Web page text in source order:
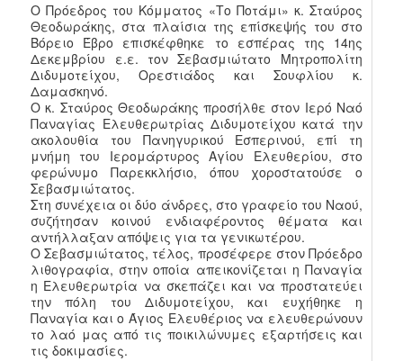
Ο Πρόεδρος του Κόμματος «Το Ποτάμι» κ. Σταύρος
Θεοδωράκης, στα πλαίσια της επίσκεψής του στο
Βόρειο Έβρο επισκέφθηκε το εσπέρας της 14ης
Δεκεμβρίου ε.ε. τον Σεβασμιώτατο Μητροπολίτη
Διδυμοτείχου, Ορεστιάδος και Σουφλίου κ.
Δαμασκηνό.
Ο κ. Σταύρος Θεοδωράκης προσήλθε στον Ιερό Ναό
Παναγίας Ελευθερωτρίας Διδυμοτείχου κατά την
ακολουθία του Πανηγυρικού Εσπερινού, επί τη
μνήμη του Ιερομάρτυρος Αγίου Ελευθερίου, στο
φερώνυμο Παρεκκλήσιο, όπου χοροστατούσε ο
Σεβασμιώτατος.
Στη συνέχεια οι δύο άνδρες, στο γραφείο του Ναού,
συζήτησαν κοινού ενδιαφέροντος θέματα και
αντήλλαξαν απόψεις για τα γενικωτέρου.
Ο Σεβασμιώτατος, τέλος, προσέφερε στον Πρόεδρο
λιθογραφία, στην οποία απεικονίζεται η Παναγία
η Ελευθερωτρία να σκεπάζει και να προστατεύει
την πόλη του Διδυμοτείχου, και ευχήθηκε η
Παναγία και ο Άγιος Ελευθέριος να ελευθερώνουν
το λαό μας από τις ποικιλώνυμες εξαρτήσεις και
τις δοκιμασίες.